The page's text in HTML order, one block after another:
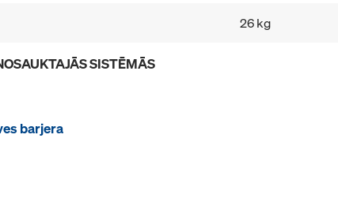
26 kg
SISTĒMĀS
barjera